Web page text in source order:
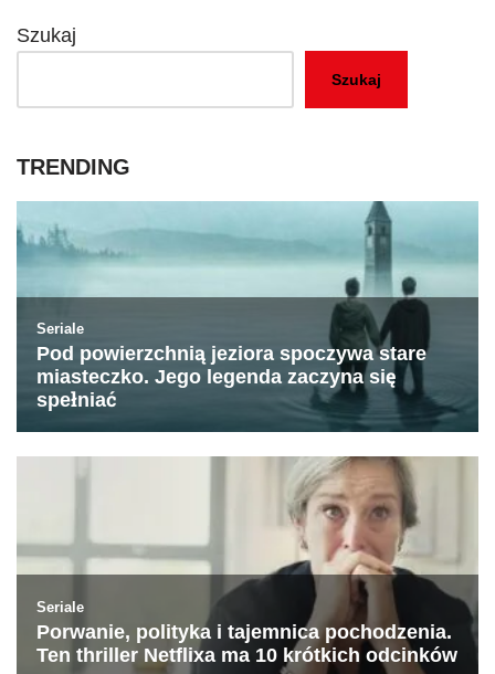
Szukaj
Szukaj
TRENDING